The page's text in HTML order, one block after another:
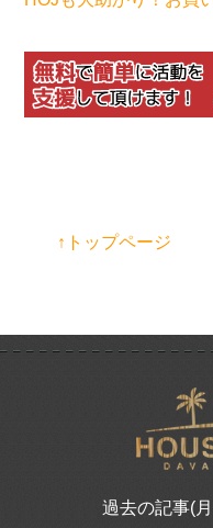
↑トップページ
過去の記事(月